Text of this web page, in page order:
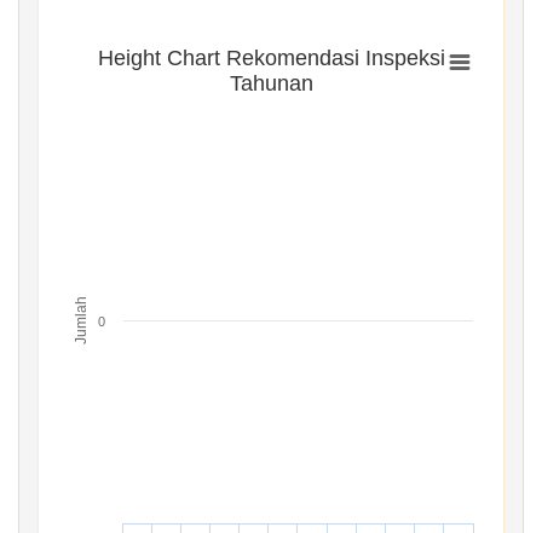
Jumlah
Height Chart Rekomendasi Inspeksi
Tahunan
0